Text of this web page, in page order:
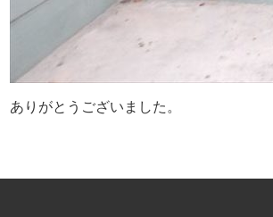
ありがとうございました。